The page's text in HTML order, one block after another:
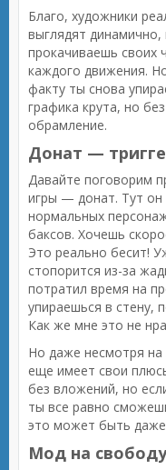
Благо, художники
выглядят
прокачиваешь своих
каждого движения.
факту ты снова
графика крута, но
обрамление.
Донат —
Давайте поговорим
игры — донат. Тут он
нормальных
баксов. Хочешь
Это реально бесит!
стопорится из-за
потратил время на
упираешься в стену,
Как же мне это не
Но даже несмотря на
еще имеет свои
без вложений, но
ты все равно
это может быть
Мод на